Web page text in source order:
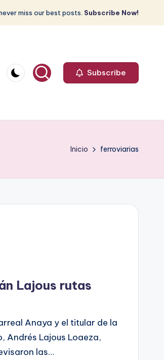
miss our best posts. Subscribe Now!
Subscribe
Inicio ferroviarias
Lajous rutas
Anaya y el titular de la
Andrés Lajous Loaeza,
las…